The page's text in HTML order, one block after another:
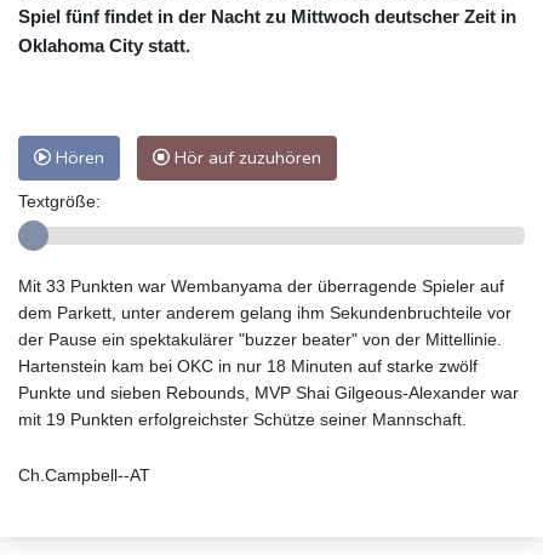
Spiel fünf findet in der Nacht zu Mittwoch deutscher Zeit in
Oklahoma City statt.
Hören Hör auf zuzuhören
Textgröße:
Mit 33 Punkten war Wembanyama der überragende Spieler auf
dem Parkett, unter anderem gelang ihm Sekundenbruchteile vor
der Pause ein spektakulärer "buzzer beater" von der Mittellinie.
Hartenstein kam bei OKC in nur 18 Minuten auf starke zwölf
Punkte und sieben Rebounds, MVP Shai Gilgeous-Alexander war
mit 19 Punkten erfolgreichster Schütze seiner Mannschaft.
Ch.Campbell--AT